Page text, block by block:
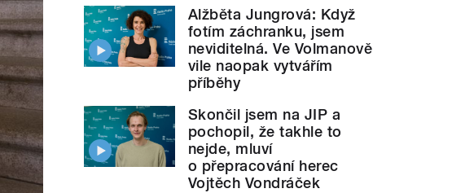
Alžběta Jungrová: Když
fotím záchranku, jsem
neviditelná. Ve Volmanově
vile naopak vytvářím
příběhy
Skončil jsem na JIP a
pochopil, že takhle to
nejde, mluví
o přepracování herec
Vojtěch Vondráček